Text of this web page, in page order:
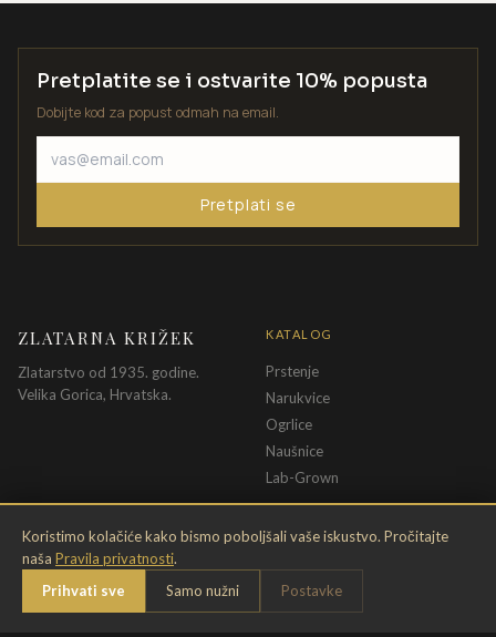
Koristimo kolačiće kako bismo poboljšali vaše iskustvo. Pročitajte
naša Pravila privatnosti.
Prihvati sve
Samo nužni Postavke
Pretplatite se i ostvarite 10% popusta
Dobijte kod za popust odmah na email.
Pretplati se
ZLATARNA KRIŽEK
Zlatarstvo od 1935. godine.
Velika Gorica, Hrvatska.
KATALOG
Prstenje
Narukvice
Ogrlice
Naušnice
Lab-Grown
INFORMACIJE
O nama
Kontakt
PRAVNE ODREDBE
Pravila privatnosti
Opći uvjeti